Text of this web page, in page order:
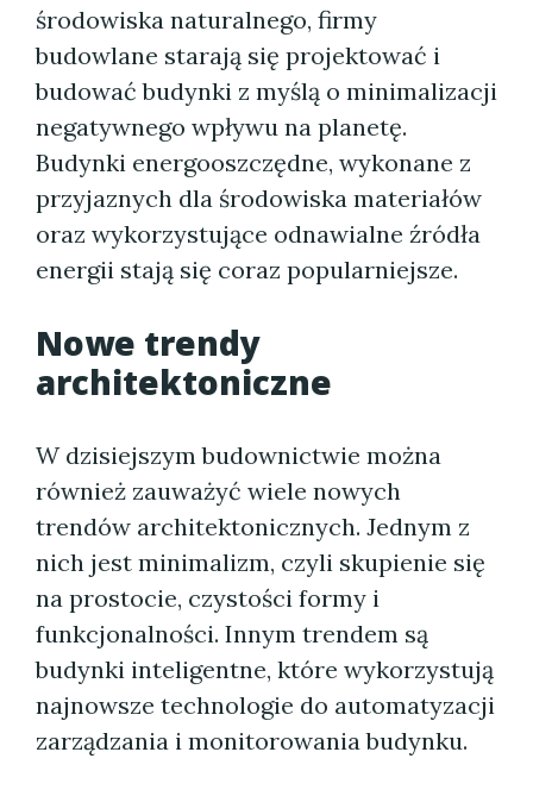
środowiska naturalnego, firmy
budowlane starają się projektować i
budować budynki z myślą o minimalizacji
negatywnego wpływu na planetę.
Budynki energooszczędne, wykonane z
przyjaznych dla środowiska materiałów
oraz wykorzystujące odnawialne źródła
energii stają się coraz popularniejsze.
Nowe trendy
architektoniczne
W dzisiejszym budownictwie można
również zauważyć wiele nowych
trendów architektonicznych. Jednym z
nich jest minimalizm, czyli skupienie się
na prostocie, czystości formy i
funkcjonalności. Innym trendem są
budynki inteligentne, które wykorzystują
najnowsze technologie do automatyzacji
zarządzania i monitorowania budynku.